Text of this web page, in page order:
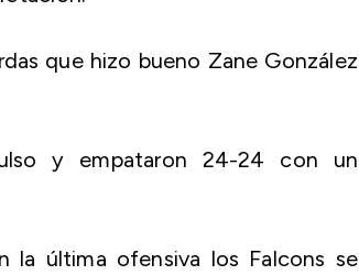
que hizo bueno Zane González
y empataron 24-24 con un
la última ofensiva los Falcons se